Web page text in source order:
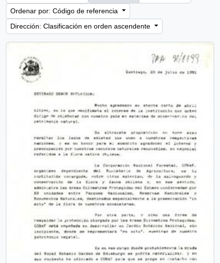
Ordenar por: Código de referencia
Dirección: Clasificación en orden ascendente